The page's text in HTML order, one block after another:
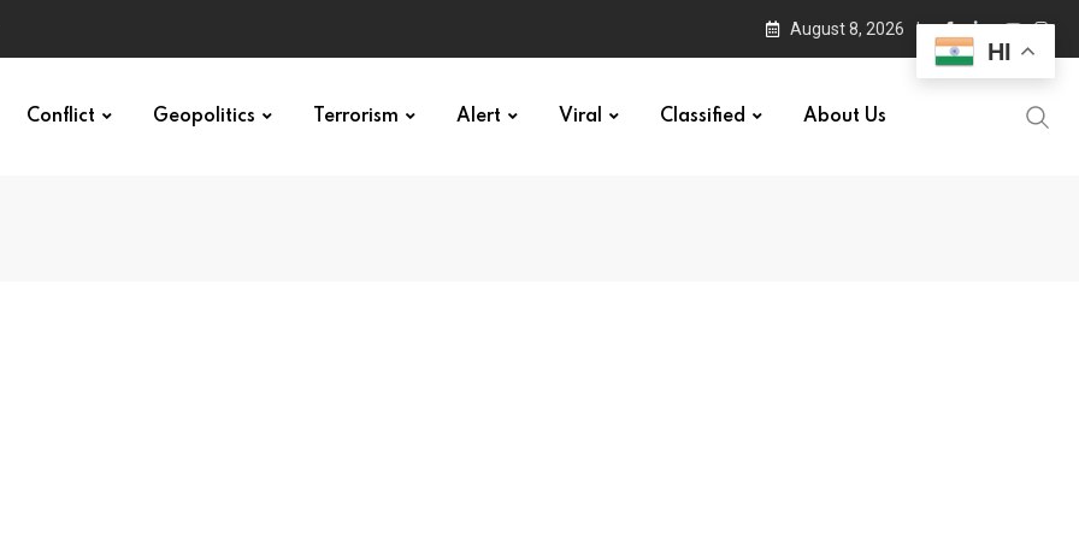
August 8, 2026
Conflict Geopolitics Terrorism Alert Viral Classified About Us
HI